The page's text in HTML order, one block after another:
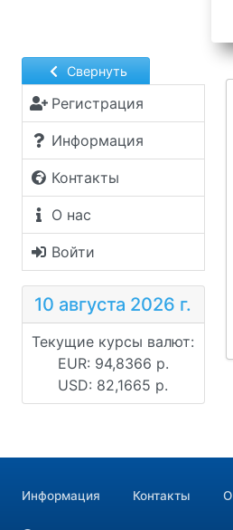
Свернуть
Регистрация
Информация
Контакты
О нас
Войти
10 августа 2026 г.
Текущие курсы валют:
EUR: 94,8366 р.
USD: 82,1665 р.
Информация Контакты О